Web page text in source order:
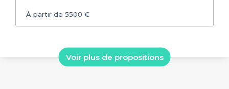
À partir de 5500 €
Voir plus de propositions